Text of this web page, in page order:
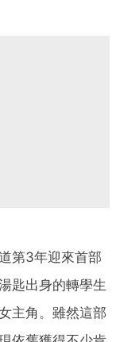
第3年迎來首部
匙出身的轉學生
主角。雖然這部